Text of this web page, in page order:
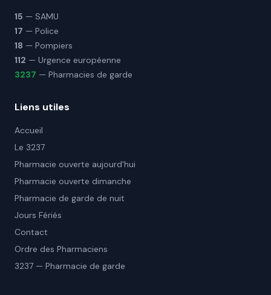
15 — SAMU
17 — Police
18 — Pompiers
112 — Urgence européenne
3237 — Pharmacies de garde
Liens utiles
Accueil
Le 3237
Pharmacie ouverte aujourd'hui
Pharmacie ouverte dimanche
Pharmacie de garde de nuit
Jours Fériés
Contact
Ordre des Pharmaciens
3237 — Pharmacie de garde